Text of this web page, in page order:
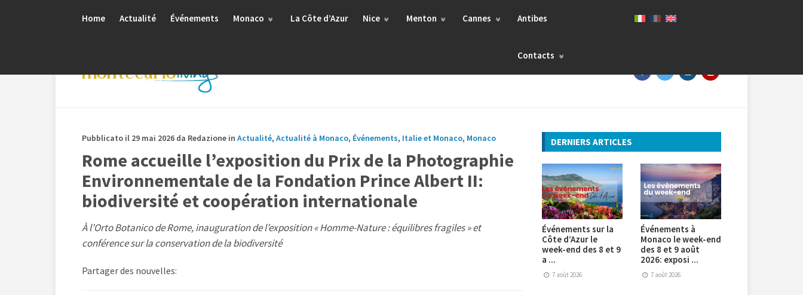
Home Actualité Événements Monaco La Côte d’Azur Nice Menton Cannes Antibes
Contacts
Pubblicato il 29 mai 2026 da Redazione in Actualité, Actualité à Monaco, Événements, Italie et Monaco, Monaco
Rome accueille l’exposition du Prix de la Photographie
Environnementale de la Fondation Prince Albert II:
biodiversité et coopération internationale
À l’Orto Botanico de Rome, inauguration de l’exposition « Homme-Nature : équilibres fragiles » et
conférence sur la conservation de la biodiversité
Partager des nouvelles:
DERNIERS ARTICLES
Événements sur la
Côte d’Azur le
week-end des 8 et 9
a ...
7 août 2026
Événements à
Monaco le week-end
des 8 et 9 août
2026: exposi ...
7 août 2026